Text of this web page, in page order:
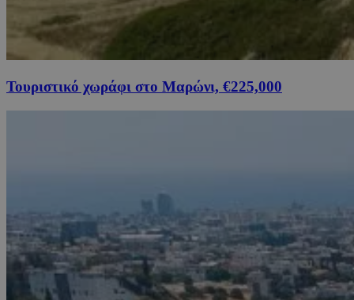
Τουριστικό χωράφι στο Μαρώνι, €225,000